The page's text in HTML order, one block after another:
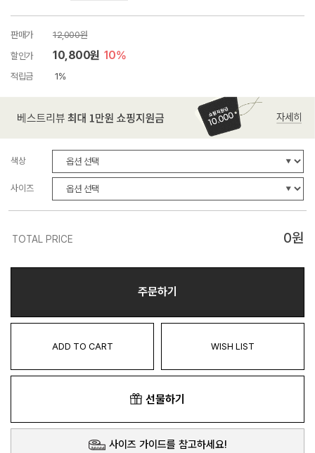
판매가
12,000원
할인가
10,800원 10%
적립금 1%
색상
사이즈
TOTAL PRICE 0원
주문하기
ADD TO CART WISH LIST
선물하기
사이즈 가이드를 참고하세요!